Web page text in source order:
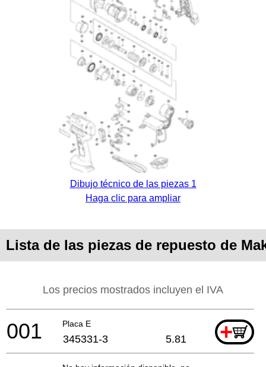
Dibujo técnico de las piezas 1
Haga clic para ampliar
Lista de las piezas de repuesto de
Los precios mostrados incluyen el IVA
Placa E +
001 345331-3 5.81